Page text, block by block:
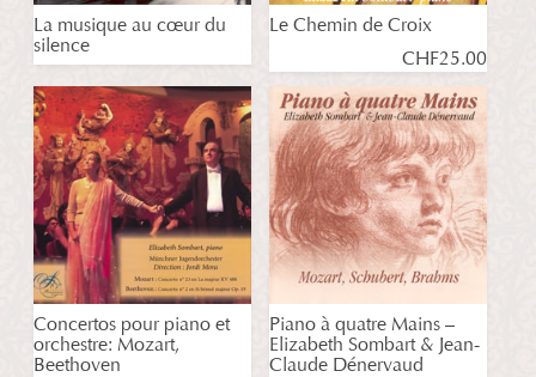
La musique au cœur du
silence
Le Chemin de Croix
CHF25.00
Concertos pour piano et
orchestre: Mozart,
Beethoven
Piano à quatre Mains –
Elizabeth Sombart & Jean-
Claude Dénervaud